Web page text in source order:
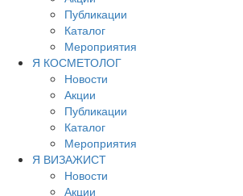
Публикации
Каталог
Мероприятия
Я КОСМЕТОЛОГ
Новости
Акции
Публикации
Каталог
Мероприятия
Я ВИЗАЖИСТ
Новости
Акции